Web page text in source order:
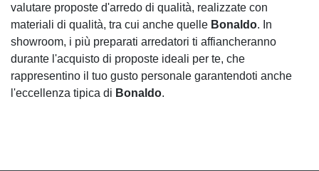
valutare proposte d'arredo di qualità, realizzate con
materiali di qualità, tra cui anche quelle Bonaldo. In
showroom, i più preparati arredatori ti affiancheranno
durante l'acquisto di proposte ideali per te, che
rappresentino il tuo gusto personale garantendoti anche
l'eccellenza tipica di Bonaldo.